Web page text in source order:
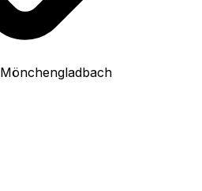
Mönchengladbach